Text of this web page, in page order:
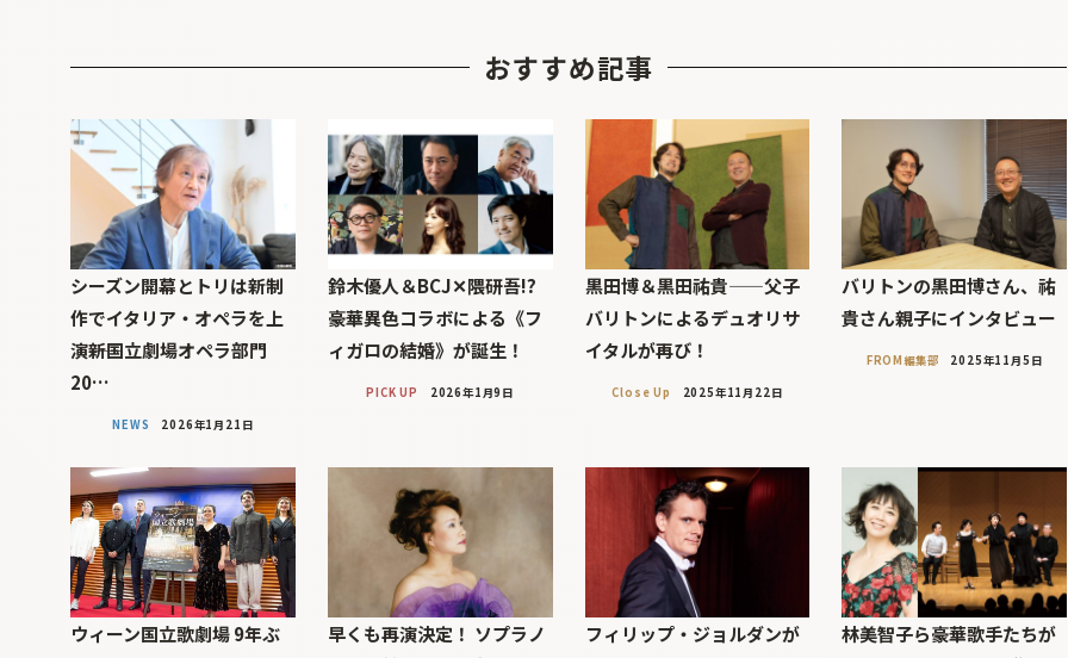
おすすめ記事
シーズン開幕とトリは新制
作でイタリア・オペラを上
演――新国立劇場オペラ部門
20…
NEWS 2026年1月21日
鈴木優人＆BCJ✕隈研吾!?
豪華異色コラボによる《フ
ィガロの結婚》が誕生！
PICK UP 2026年1月9日
黒田博＆黒田祐貴——父子
バリトンによるデュオリサ
イタルが再び！
Close Up 2025年11月22日
バリトンの黒田博さん、祐
貴さん親子にインタビュー
FROM編集部 2025年11月5日
ウィーン国立歌劇場 9年ぶ
早くも再演決定！ ソプラノ
フィリップ・ジョルダンが
林美智子ら豪華歌手たちが